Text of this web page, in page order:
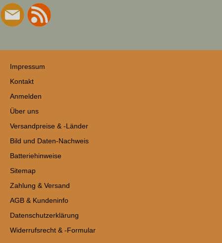
Impressum
Kontakt
Anmelden
Über uns
Versandpreise & -Länder
Bild und Daten-Nachweis
Batteriehinweise
Sitemap
Zahlung & Versand
AGB & Kundeninfo
Datenschutzerklärung
Widerrufsrecht & -Formular